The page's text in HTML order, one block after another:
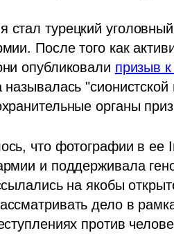
турецкий
После того как
опубликовали призыв к
называлась
органы
что фотографии в ее
и поддерживала
на якобы
дело в
против